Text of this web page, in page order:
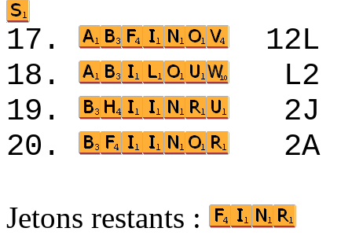
17.
18.
19.
2J
20.
Jetons restants :